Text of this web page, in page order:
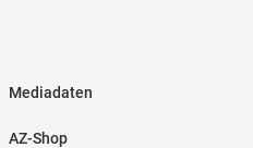
Mediadaten
AZ-Shop